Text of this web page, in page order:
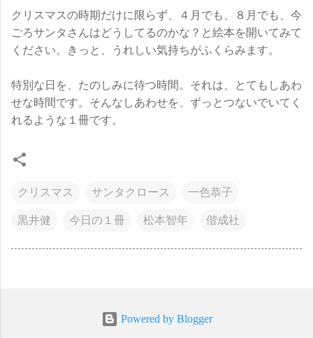
クリスマスの時期だけに限らず、４月でも、８月でも、今
ごろサンタさんはどうしてるのかな？と絵本を開いてみて
ください。きっと、うれしい気持ちがふくらみます。
特別な日を、たのしみに待つ時間。それは、とてもしあわ
せな時間です。そんなしあわせを、ずっとつないでいてく
れるような１冊です。
クリスマス サンタクロース 一色恭子
黒井健 今日の１冊 松本智年 偕成社
Powered by Blogger